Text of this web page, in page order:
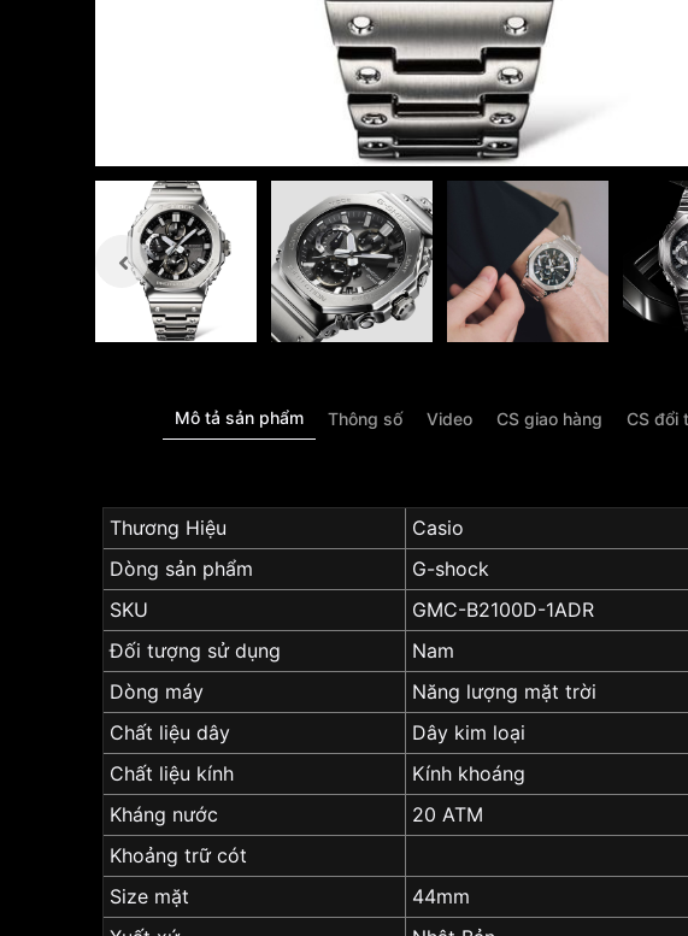
Mô tả sản phẩm Thông số Video CS giao hàng CS đổi
Thương Hiệu
Casio
Dòng sản phẩm
G-shock
SKU
GMC-B2100D-1ADR
Đối tượng sử dụng
Nam
Dòng máy
Năng lượng mặt trời
Chất liệu dây
Dây kim loại
Chất liệu kính
Kính khoáng
Kháng nước
20 ATM
Khoảng trữ cót
Size mặt
44mm